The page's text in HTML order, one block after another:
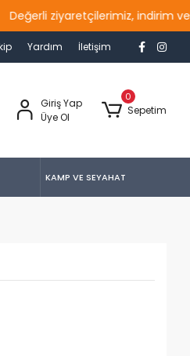
ziyaretçilerimiz, indirim ve
Yardım İletişim
Giriş Yap
Üye Ol
0
Sepetim
KAMP VE SEYAHAT